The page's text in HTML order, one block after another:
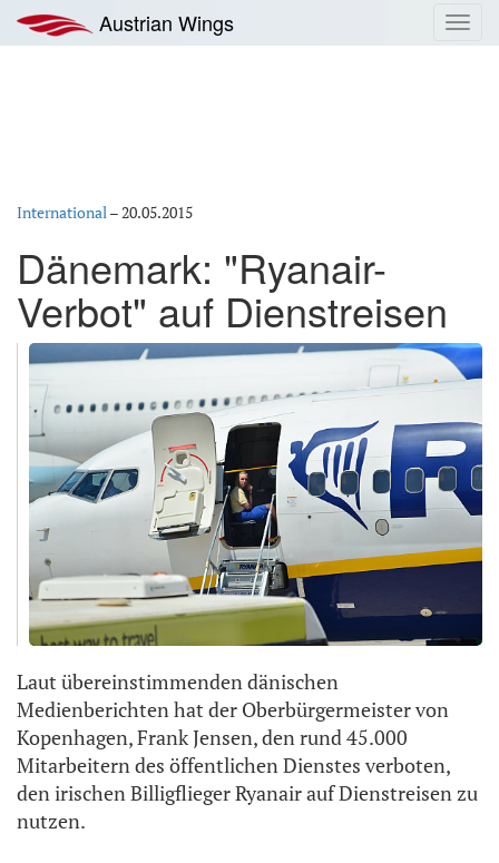
Inhalt
springen
Austrian Wings
International–20.05.2015
Dänemark: "Ryanair-
Verbot" auf Dienstreisen
Laut übereinstimmenden dänischen
Medienberichten hat der Oberbürgermeister von
Kopenhagen, Frank Jensen, den rund 45.000
Mitarbeitern des öffentlichen Dienstes verboten,
den irischen Billigflieger Ryanair auf Dienstreisen zu
nutzen.